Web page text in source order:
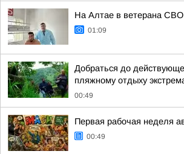
На Алтае в ветерана СВО
01:09
Добраться до
пляжному отдыху
00:49
Первая рабочая неделя
00:49